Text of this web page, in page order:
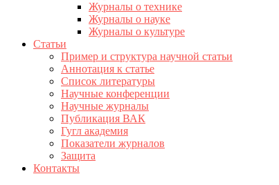
Журналы о технике
Журналы о науке
Журналы о культуре
Статьи
Пример и структура научной статьи
Аннотация к статье
Список литературы
Научные конференции
Научные журналы
Публикация ВАК
Гугл академия
Показатели журналов
Защита
Контакты